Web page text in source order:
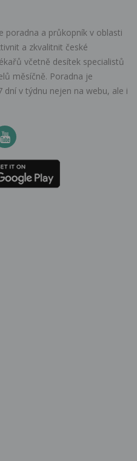
poradna a průkopník v oblasti
a zkvalitnit české
včetně desítek specialistů
měsíčně. Poradna je
v týdnu nejen na webu, ale i